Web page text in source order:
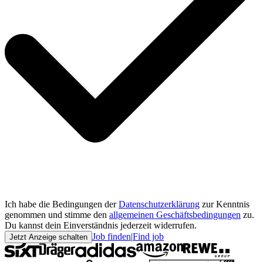
Ich habe die Bedingungen der Datenschutzerklärung zur Kenntnis
genommen und stimme den allgemeinen Geschäftsbedingungen zu.
Du kannst dein Einverständnis jederzeit widerrufen.
Jetzt Anzeige schalten Job finden|Find job